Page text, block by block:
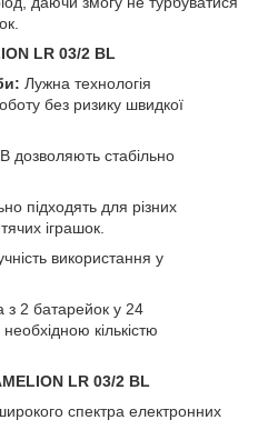
LR 03/2 BL
Лужна технологія
без ризику швидкої
дозволяють стабільно
підходять для різних
іграшок.
використання у
з 2 батарейок у 24
кількістю
LR 03/2 BL
спектра електронних